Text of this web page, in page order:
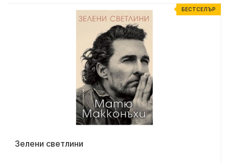
БЕСТСЕЛЪР
Зелени светлини